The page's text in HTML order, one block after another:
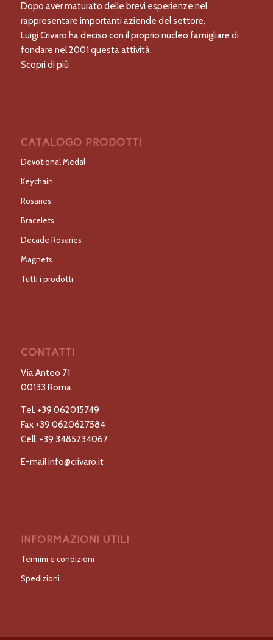
Dopo aver maturato delle brevi esperienze nel
rappresentare importanti aziende del settore,
Luigi Crivaro ha deciso con il proprio nucleo famigliare di
fondare nel 2001 questa attività.
Scopri di più
CATALOGO PRODOTTI
Devotional Medal
Keychain
Rosaries
Bracelets
Decade Rosaries
Magnets
Tutti i prodotti
CONTATTI
Via Anteo 71
00133 Roma
Tel. +39 062015749
Fax +39 0620627584
Cell. +39 3485734067
E-mailinfo@crivaro.it
INFORMAZIONI UTILI
Termini e condizioni
Spedizioni